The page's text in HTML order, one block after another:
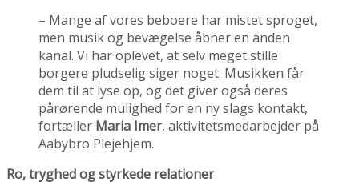
– Mange af vores beboere har mistet sproget,
men musik og bevægelse åbner en anden
kanal. Vi har oplevet, at selv meget stille
borgere pludselig siger noget. Musikken får
dem til at lyse op, og det giver også deres
pårørende mulighed for en ny slags kontakt,
fortæller Maria Imer, aktivitetsmedarbejder på
Aabybro Plejehjem.
Ro, tryghed og styrkede relationer